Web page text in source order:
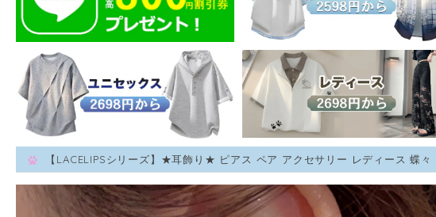
【LACELIPSシリーズ】★耳飾り★ ピアス ペア アクセサリー レディース 蝶